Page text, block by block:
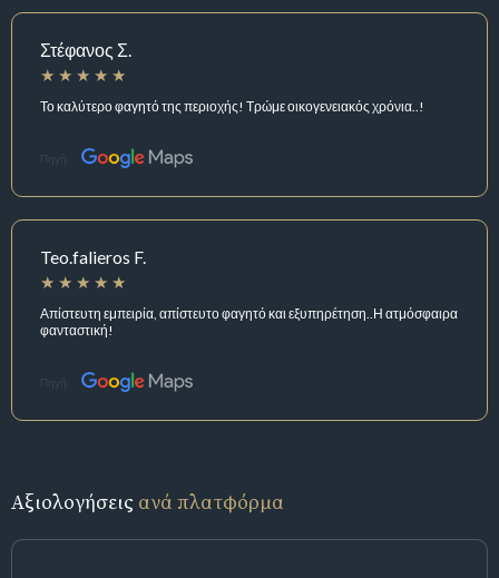
Στέφανος Σ.
Το καλύτερο φαγητό της περιοχής! Τρώμε οικογενειακός χρόνια..!
Πηγή:
Teo.falieros F.
Απίστευτη εμπειρία, απίστευτο φαγητό και εξυπηρέτηση..Η ατμόσφαιρα
φανταστική!
Πηγή:
Αξιολογήσεις ανά πλατφόρμα